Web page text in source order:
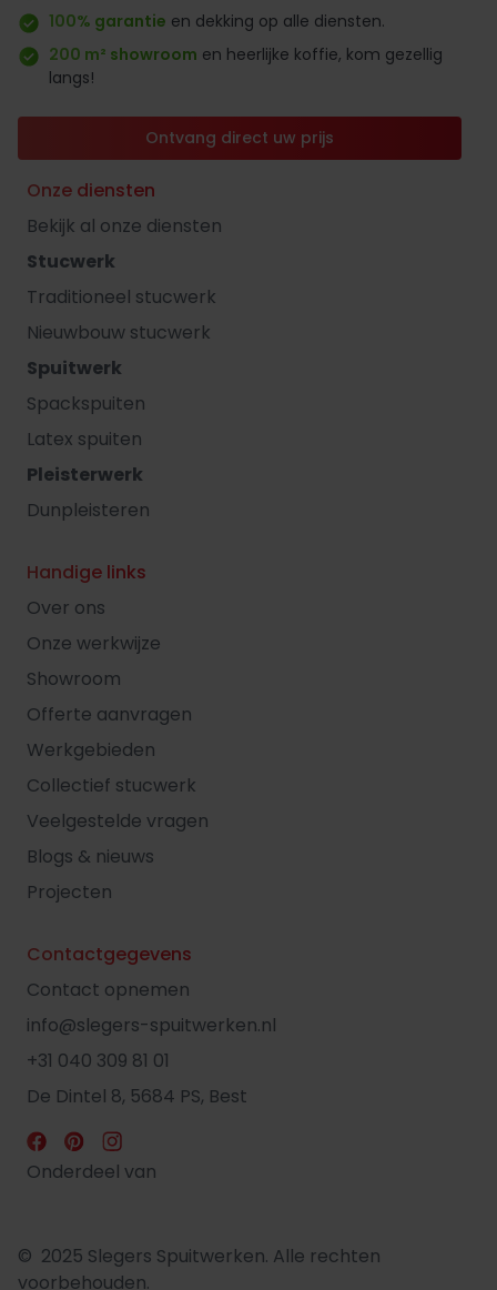
100% garantie en dekking op alle diensten.
200 m² showroom en heerlijke koffie, kom gezellig
langs!
Ontvang direct uw prijs
Onze diensten
Bekijk al onze diensten
Stucwerk
Traditioneel stucwerk
Nieuwbouw stucwerk
Spuitwerk
Spackspuiten
Latex spuiten
Pleisterwerk
Dunpleisteren
Handige links
Over ons
Onze werkwijze
Showroom
Offerte aanvragen
Werkgebieden
Collectief stucwerk
Veelgestelde vragen
Blogs & nieuws
Projecten
Contactgegevens
Contact opnemen
info@slegers-spuitwerken.nl
+31 040 309 81 01
De Dintel 8, 5684 PS, Best
Onderdeel van
© 2025 Slegers Spuitwerken. Alle rechten
voorbehouden.